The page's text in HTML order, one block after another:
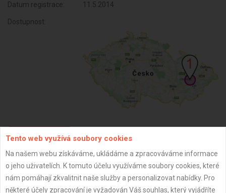
Datum registrace: 11.5.2014
Dostupnost:
ZPĚT
Aktualizováno z portálu ARES dne 02.01.2024 08:00:13
Tento web využívá soubory cookies
Na našem webu získáváme, ukládáme a zpracováváme informace
o jeho uživatelích. K tomuto účelu využíváme soubory cookies, které
nám pomáhají zkvalitnit naše služby a personalizovat nabídky. Pro
některé účely zpracování je vyžadován Váš souhlas, který vyjádříte